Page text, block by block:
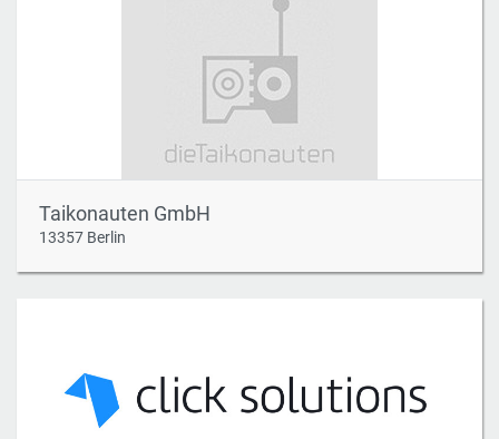
Taikonauten GmbH
13357 Berlin